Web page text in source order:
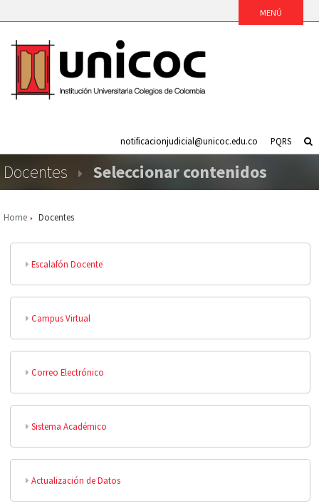
PQRS
notificacionjudicial@unicoc.edu.co
Docentes Seleccionar contenidos
Home Docentes
Escalafón Docente
Campus Virtual
Correo Electrónico
Sistema Académico
Actualización de Datos